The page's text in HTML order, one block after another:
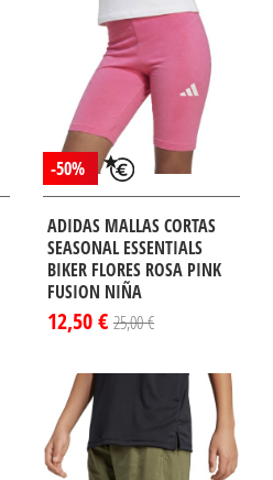
-50%
ADIDAS MALLAS CORTAS
SEASONAL ESSENTIALS
BIKER FLORES ROSA PINK
FUSION NIÑA
12,50 € 25,00 €